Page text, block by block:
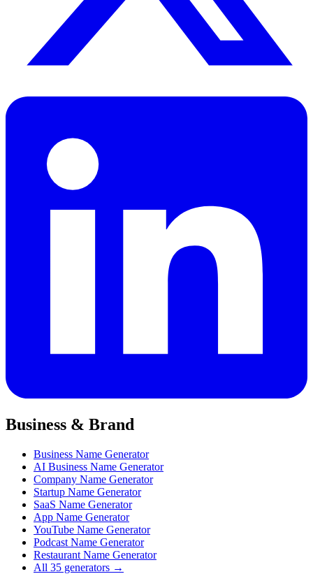
Business & Brand
Business Name Generator
AI Business Name Generator
Company Name Generator
Startup Name Generator
SaaS Name Generator
App Name Generator
YouTube Name Generator
Podcast Name Generator
Restaurant Name Generator
All 35 generators →